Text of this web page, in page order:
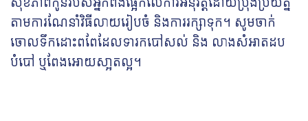
តាមការណែនាំវិធីលាយរៀបចំ និងការរក្សាទុក។ សូមចាក់
ចោលទឹកដោះពពែដែលទារកបៅសល់ និង លាងសំអាតដប
បំបៅ ឬពែងអោយសា្អតល្អ។